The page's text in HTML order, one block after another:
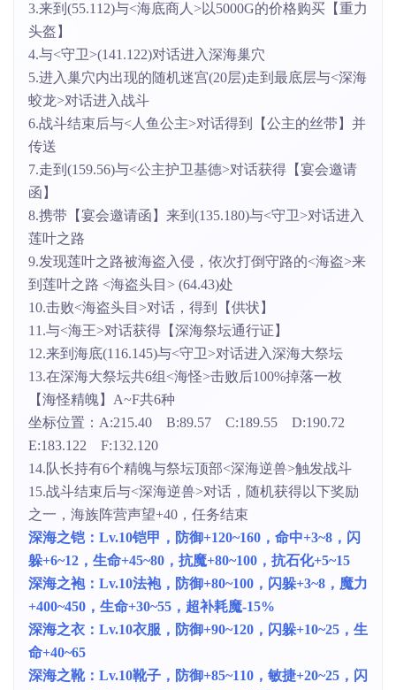
3.来到(55.112)与<海底商人>以5000G的价格购买【重力
头盔】
4.与<守卫>(141.122)对话进入深海巢穴
5.进入巢穴内出现的随机迷宫(20层)走到最底层与<深海
蛟龙>对话进入战斗
6.战斗结束后与<人鱼公主>对话得到【公主的丝带】并
传送
7.走到(159.56)与<公主护卫基德>对话获得【宴会邀请
函】
8.携带【宴会邀请函】来到(135.180)与<守卫>对话进入
莲叶之路
9.发现莲叶之路被海盗入侵，依次打倒守路的<海盗>来
到莲叶之路 <海盗头目> (64.43)处
10.击败<海盗头目>对话，得到【供状】
11.与<海王>对话获得【深海祭坛通行证】
12.来到海底(116.145)与<守卫>对话进入深海大祭坛
13.在深海大祭坛共6组<海怪>击败后100%掉落一枚
【海怪精魄】A~F共6种
坐标位置：A:215.40 B:89.57 C:189.55 D:190.72
E:183.122 F:132.120
14.队长持有6个精魄与祭坛顶部<深海逆兽>触发战斗
15.战斗结束后与<深海逆兽>对话，随机获得以下奖励
之一，海族阵营声望+40，任务结束
深海之铠：Lv.10铠甲，防御+120~160，命中+3~8，闪
躲+6~12，生命+45~80，抗魔+80~100，抗石化+5~15
深海之袍：Lv.10法袍，防御+80~100，闪躲+3~8，魔力
+400~450，生命+30~55，超补耗魔-15%
深海之衣：Lv.10衣服，防御+90~120，闪躲+10~25，生
命+40~65
深海之靴：Lv.10靴子，防御+85~110，敏捷+20~25，闪